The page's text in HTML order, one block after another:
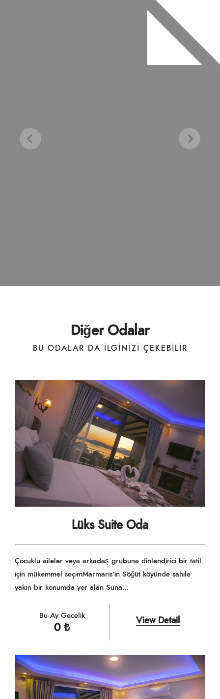
Diğer Odalar
BU ODALAR DA ILGINIZI ÇEKEBILIR
Lüks Suite Oda
Çocuklu aileler veya arkadaş grubuna dinlendirici bir tatil
için mükemmel seçimMarmaris'in Söğüt köyünde sahile
yakın bir konumda yer alan Suna...
Bu Ay Gecelik
0 ₺
View Detail